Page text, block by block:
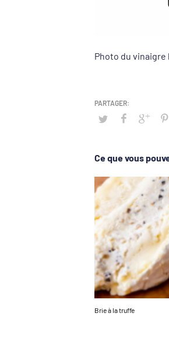
Photo du vinaigre
Ce que vous
Brie à la truffe